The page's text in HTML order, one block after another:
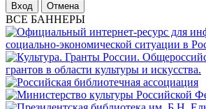
Отмена
ВСЕ БАННЕРЫ